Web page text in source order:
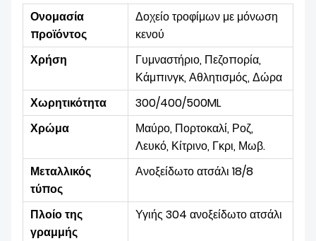
Ονομασία
προϊόντος
Δοχείο τροφίμων με μόνωση
κενού
Χρήση
Γυμναστήριο, Πεζοπορία,
Κάμπινγκ, Αθλητισμός, Δώρα
Χωρητικότητα
300/400/500ML
Χρώμα
Μαύρο, Πορτοκαλί, Ροζ,
Λευκό, Κίτρινο, Γκρι, Μωβ.
Μεταλλικός
τύπος
Ανοξείδωτο ατσάλι 18/8
Πλοίο της
γραμμής
Υγιής 304 ανοξείδωτο ατσάλι